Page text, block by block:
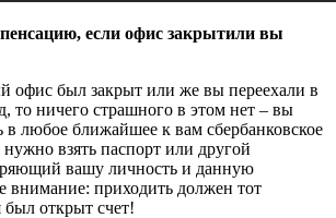
если офис закрытили вы
офис был закрыт или же вы переехали в
то ничего страшного в этом нет – вы
в любое ближайшее к вам сбербанковское
взять паспорт или другой
вашу личность и данную
внимание: приходить должен тот
был открыт счет!